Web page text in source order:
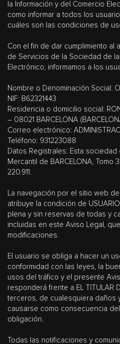
la Información y del Comercio
como informar a todos los
cuáles son las condiciones de
Con el fin de dar cumplimiento al
de Servicios de la Sociedad de
Electrónico, informamos a los
Nombre o Denominación Social:
NIF: B62321443
Residencia o domicilio social:
– 08021 BARCELONA
Correo electrónico:
Teléfono: 931223088
Datos Registrales: Esta
Mercantil de BARCELONA, Tomo
220.911.
La navegación por el sitio web de
atribuye la condición de
plena y sin reservas de todas y
incluidas en este Aviso Legal,
modificaciones.
El usuario se obliga a hacer un
conformidad con las leyes, la
usos del tráfico y el presente
responderá frente a EL TITULAR
terceros, de cualesquiera daños
causarse como consecuencia
obligación.
Todas las notificaciones y